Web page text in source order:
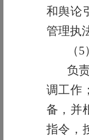
和舆论
管理执
（5
负
调工作
备，并
指令，